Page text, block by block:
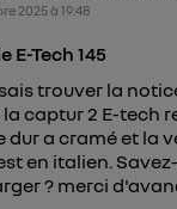
2025à 19:48
E-Tech 145
trouver la
captur 2 E-tech
dur a cramé et la
en italien.
? merci